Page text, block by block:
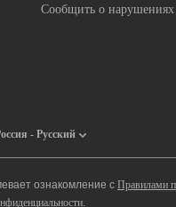
Сообщить о нарушениях
- Русский
ознакомление с Правилами
.